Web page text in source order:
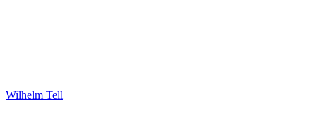
Wilhelm Tell